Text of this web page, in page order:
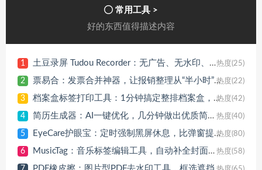
常用工具 >
好的东西值得描述内容
1 土豆录屏 Tudou Recorder：无广告、无水印、无时长限制的轻量录屏神器 热度(25)
2 票易合：发票合并神器，让报销整理从“半小时”变“30秒” 热度(22)
3 档案盒标签打印工具：1分钟搞定整排档案盒，排版调格式这种事，终于不用再折腾了 热度(42)
4 简历生成器：AI一键优化，几分钟做出优质简历，免费导出PDF/Word 热度(40)
5 EyeCare护眼宝：定时强制黑屏休息，比弹窗提醒更有效的护眼工具 热度(80)
6 MusicTag：音乐标签编辑工具，自动补全封面歌词，支持MP3/FLAC等格式 热度(58)